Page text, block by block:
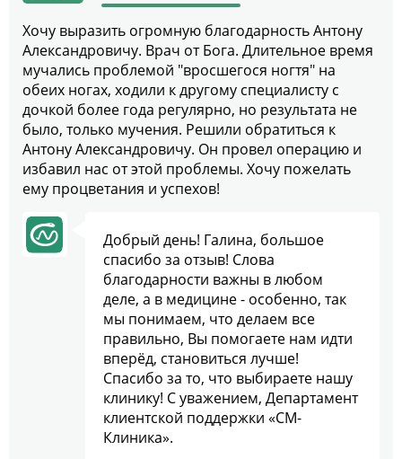
Хочу выразить огромную благодарность Антону
Александровичу. Врач от Бога. Длительное время
мучались проблемой "вросшегося ногтя" на
обеих ногах, ходили к другому специалисту с
дочкой более года регулярно, но результата не
было, только мучения. Решили обратиться к
Антону Александровичу. Он провел операцию и
избавил нас от этой проблемы. Хочу пожелать
ему процветания и успехов!
Добрый день! Галина, большое
спасибо за отзыв! Слова
благодарности важны в любом
деле, а в медицине - особенно, так
мы понимаем, что делаем все
правильно, Вы помогаете нам идти
вперёд, становиться лучше!
Спасибо за то, что выбираете нашу
клинику! С уважением, Департамент
клиентской поддержки «СМ-
Клиника».